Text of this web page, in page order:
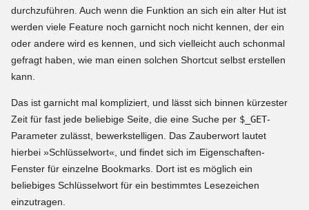
durchzuführen. Auch wenn die Funktion an sich ein alter Hut ist
werden viele Feature noch garnicht noch nicht kennen, der ein
oder andere wird es kennen, und sich vielleicht auch schonmal
gefragt haben, wie man einen solchen Shortcut selbst erstellen
kann.
Das ist garnicht mal kompliziert, und lässt sich binnen kürzester
Zeit für fast jede beliebige Seite, die eine Suche per $_GET-
Parameter zulässt, bewerkstelligen. Das Zauberwort lautet
hierbei »Schlüsselwort«, und findet sich im Eigenschaften-
Fenster für einzelne Bookmarks. Dort ist es möglich ein
beliebiges Schlüsselwort für ein bestimmtes Lesezeichen
einzutragen.